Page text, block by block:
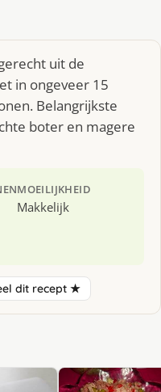
uit de
in ongeveer 15
Belangrijkste
boter en magere
MOEILIJKHEID
Makkelijk
dit recept ★